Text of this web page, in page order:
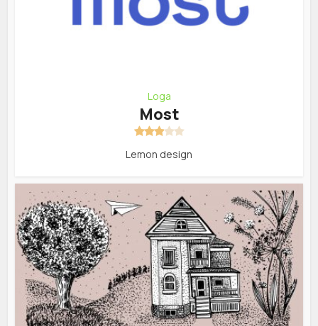
Loga
Most
Lemon design